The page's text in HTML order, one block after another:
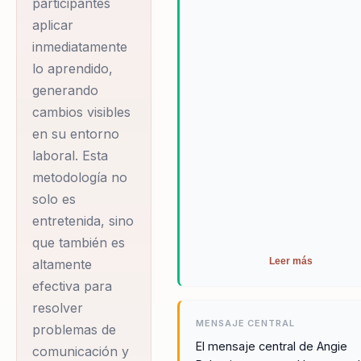
comedy. Con más de
seis años de
experiencia, sus
talleres y charlas se
destaca…
una reconocida
conductora de radio
para el grupo RPP y
una experta en
empoderamiento
personal, coaching
de vida y técnicas
innovadoras como el
Clown y el stand-up
participantes
aplicar
inmediatamente
lo aprendido,
generando
cambios visibles
en su entorno
laboral. Esta
metodología no
solo es
entretenida, sino
que también es
altamente
efectiva para
resolver
problemas de
comunicación y
Leer más
MENSAJE CENTRAL
El mensaje central de Angie